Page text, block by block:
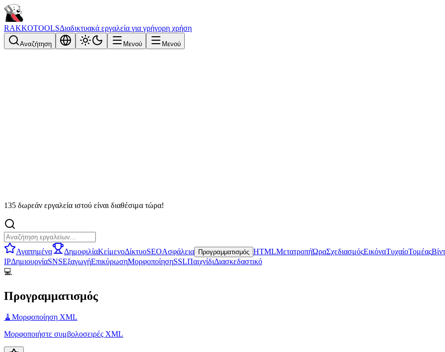
RAKKOTOOLSΔιαδικτυακά εργαλεία για γρήγορη χρήση
Αναζήτηση Μενού Μενού
135 δωρεάν εργαλεία ιστού είναι διαθέσιμα τώρα!
Αγαπημένα ΔημοφιλίαΚείμενοΔίκτυοSEOΑσφάλεια Προγραμματισμός HTMLΜετατροπήΏραΣχεδιασμόςΕικόναΤυχαίοΤομέας
IPΔημιουργίαSNSΕξαγωγήΕπικύρωσηΜορφοποίησηSSLΠαιχνίδιΔιασκεδαστικό
💻
Προγραμματισμός
🧹 Μορφοποίηση XML
Μορφοποιήστε συμβολοσειρές XML